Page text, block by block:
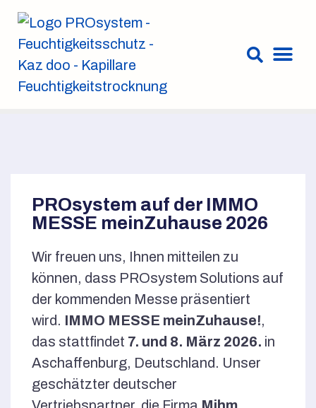
PROsystem auf der IMMO
MESSE meinZuhause 2026
Wir freuen uns, Ihnen mitteilen zu
können, dass PROsystem Solutions auf
der kommenden Messe präsentiert
wird. IMMO MESSE meinZuhause!,
das stattfindet 7. und 8. März 2026. in
Aschaffenburg, Deutschland. Unser
geschätzter deutscher